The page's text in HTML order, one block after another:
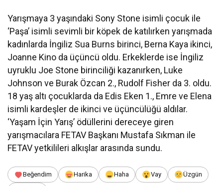
Yarışmaya 3 yaşındaki Sony Stone isimli çocuk ile
‘Paşa’ isimli sevimli bir köpek de katılırken yarışmada
kadınlarda İngiliz Sua Burns birinci, Berna Kaya ikinci,
Joanne Kino da üçüncü oldu. Erkeklerde ise İngiliz
uyruklu Joe Stone birinciliği kazanırken, Luke
Johnson ve Burak Özcan 2., Rudolf Fisher da 3. oldu.
18 yaş altı çocuklarda da Edis Eken 1., Emre ve Elena
isimli kardeşler de ikinci ve üçüncülüğü aldılar.
‘Yaşam İçin Yarış’ ödüllerini dereceye giren
yarışmacılara FETAV Başkanı Mustafa Sıkman ile
FETAV yetkilileri alkışlar arasında sundu.
Beğendim Harika Haha Vay Üzgün